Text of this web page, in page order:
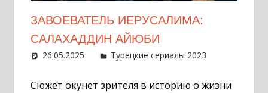
ЗАВОЕВАТЕЛЬ ИЕРУСАЛИМА:
САЛАХАДДИН АЙЮБИ
26.05.2025 Администратор
Турецкие сериалы 2023
Сюжет окунет зрителя в историю о жизни